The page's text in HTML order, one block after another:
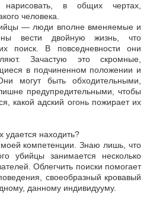
в общих чертах,
человека.
— люди вполне вменяемые и
вести двойную жизнь, что
поиск. В повседневности они
Зачастую это скромные,
в подчиненном положении и
могут быть обходительными,
предупредительными, чтобы
какой адский огонь пожирает их
удается находить?
компетенции. Знаю лишь, что
убийцы занимается несколько
Облегчить поиски помогает
своеобразный кровавый
данному индивидууму.